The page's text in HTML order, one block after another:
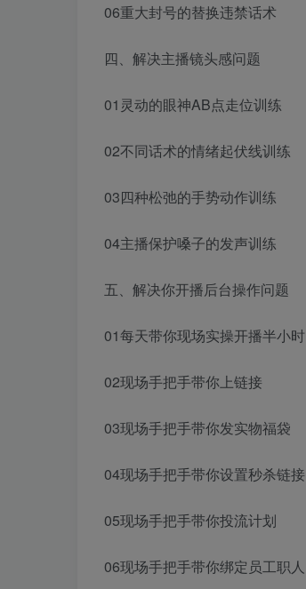
06重大封号的替换违禁话术
四、解决主播镜头感问题
01灵动的眼神AB点走位训练
02不同话术的情绪起伏线训练
03四种松弛的手势动作训练
04主播保护嗓子的发声训练
五、解决你开播后台操作问题
01每天带你现场实操开播半小时
02现场手把手带你上链接
03现场手把手带你发实物福袋
04现场手把手带你设置秒杀链接
05现场手把手带你投流计划
06现场手把手带你绑定员工职人